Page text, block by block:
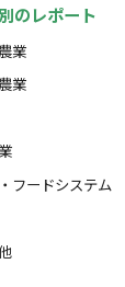
のレポート
業
業
フードシステム